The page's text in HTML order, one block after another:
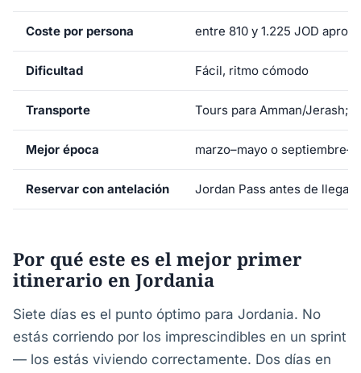
Coste por persona entre 810 y 1.225 JOD
Dificultad Fácil, ritmo cómodo
Transporte Tours para Amman/Jerash;
Mejor época marzo–mayo o
Reservar con antelación Jordan Pass antes de
Por qué este es el mejor primer
itinerario en Jordania
Siete días es el punto óptimo para Jordania. No
estás corriendo por los imprescindibles en un sprint
— los estás viviendo correctamente. Dos días en